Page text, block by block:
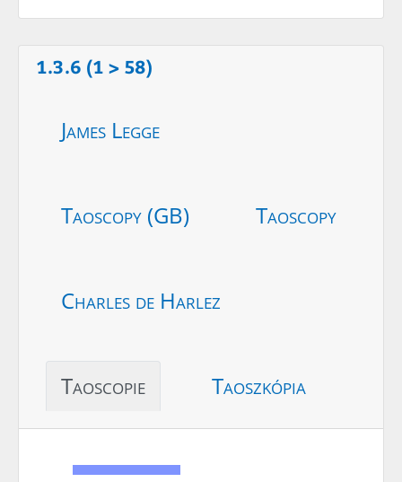
1.3.6 (1 > 58)
James Legge
Taoscopy (GB) Taoscopy
Charles de Harlez
Taoscopie Taoszkópia